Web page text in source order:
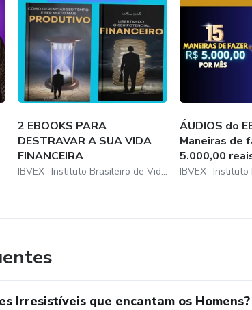
IBVEX -Instituto Brasileiro de Vida extraordinária
2 EBOOKS PARA
DESTRAVAR A SUA VIDA
FINANCEIRA
IBVEX -Instituto Brasileiro de Vida extraordinária
ÁUDIOS do
Maneiras de
5.000,00
Irresistíveis que encantam os Homens?